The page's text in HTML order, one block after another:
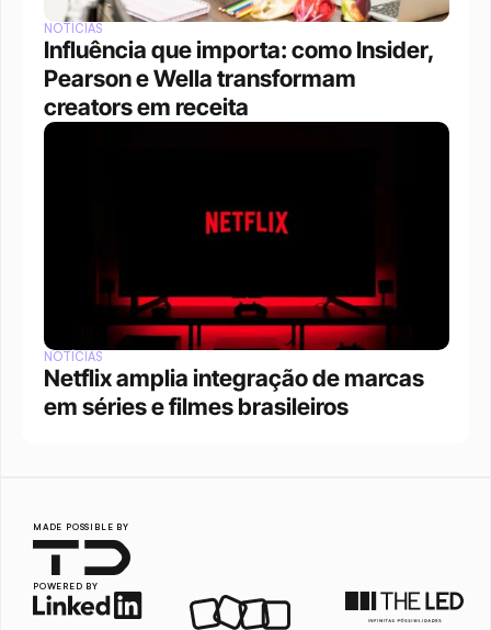
NOTÍCIAS
Influência que importa: como Insider,
Pearson e Wella transformam
creators em receita
NOTÍCIAS
Netflix amplia integração de marcas
em séries e filmes brasileiros
MADE POSSIBLE BY
POWERED BY